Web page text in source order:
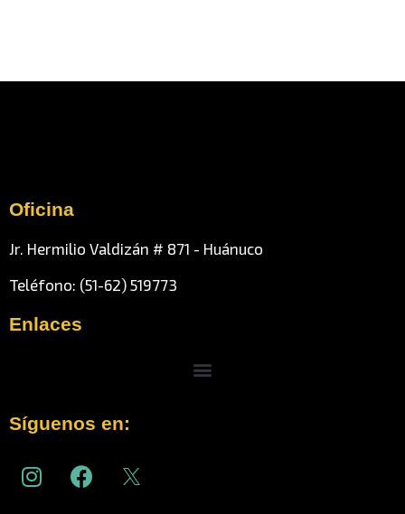
Oficina
Jr. Hermilio Valdizán # 871 - Huánuco
Teléfono: (51-62) 519773
Enlaces
Menu
Síguenos en:
I
n
F
a